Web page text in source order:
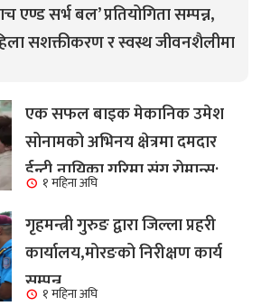
एण्ड सर्भ बल’ प्रतियोगिता सम्पन्न,
सशक्तीकरण र स्वस्थ जीवनशैलीमा
एक सफल बाइक मेकानिक उमेश
सोनामको अभिनय क्षेत्रमा दमदार
ईन्ट्री,नायिका गरिमा संग रोमान्स:
हेर्नुहोस भिडियो ।
१ महिना अघि
गृहमन्त्री गुरुङ द्वारा जिल्ला प्रहरी
कार्यालय,मोरङको निरीक्षण कार्य
सम्पन्न१ महिना अघि